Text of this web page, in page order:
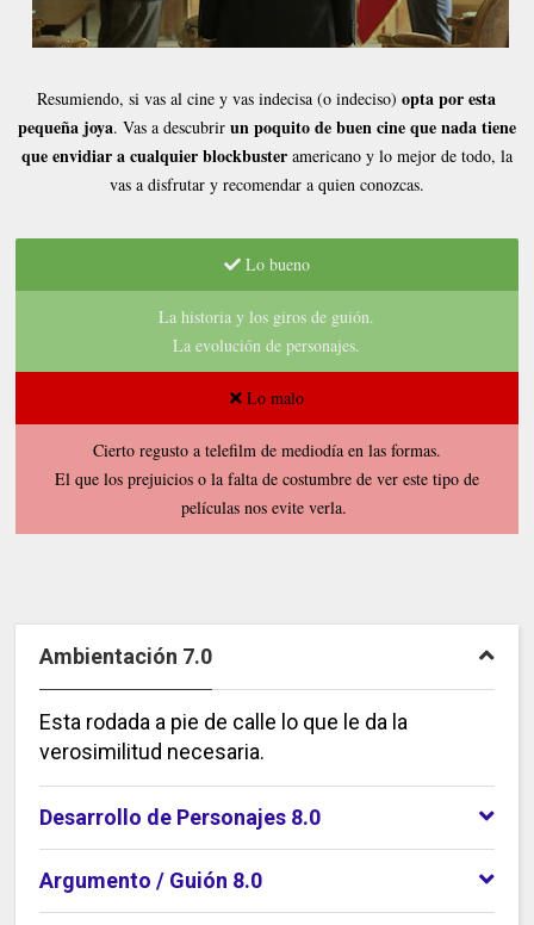
Resumiendo, si vas al cine y vas indecisa (o indeciso)opta por esta
pequeña joya. Vas a descubrir un poquito de buen cine que nada tiene
que envidiar a cualquier blockbuster americano y lo mejor de todo, la
vas a disfrutar y recomendar a quien conozcas.
Lo bueno
La historia y los giros de guión.
La evolución de personajes.
Lo malo
Cierto regusto a telefilm de mediodía en las formas.
El que los prejuicios o la falta de costumbre de ver este tipo de
películas nos evite verla.
Ambientación 7.0
Esta rodada a pie de calle lo que le da la
verosimilitud necesaria.
Desarrollo de Personajes 8.0
Argumento / Guión 8.0